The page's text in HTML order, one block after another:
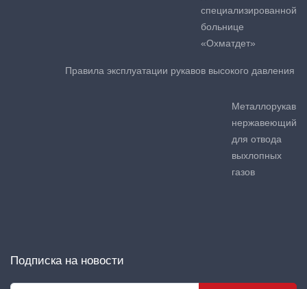
специализированной
больнице
«Охматдет»
Правила эксплуатации рукавов высокого давления
Металлорукав
нержавеющий
для отвода
выхлопных
газов
Подписка на новости